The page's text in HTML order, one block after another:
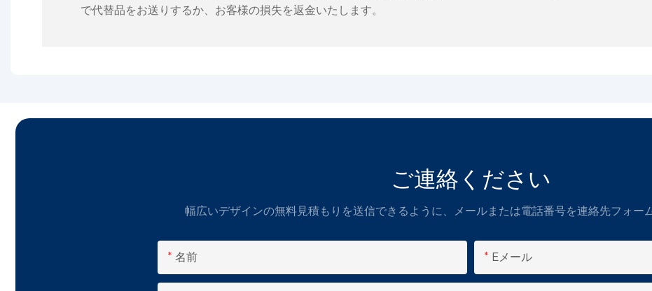
で代替品をお送りするか、お客様の損失を返金いたします。
ご連絡ください
幅広いデザインの無料見積もりを送信できるように、メールまたは電話番号を連絡先フォー
名前 Eメール